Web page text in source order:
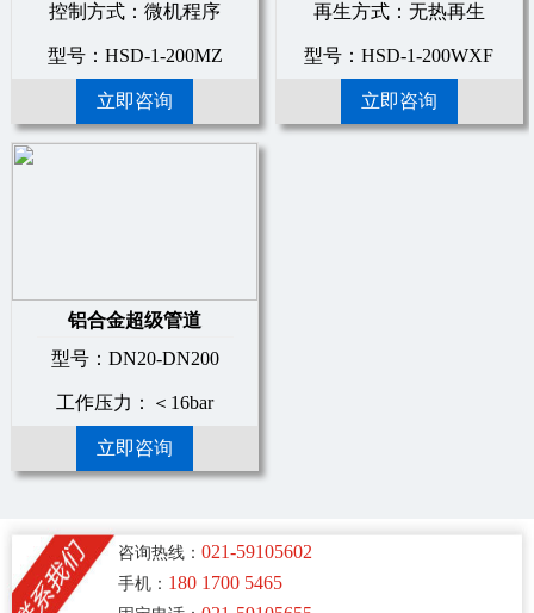
控制方式：微机程序
型号：HSD-1-200MZ
立即咨询
再生方式：无热再生
型号：HSD-1-200WXF
立即咨询
铝合金超级管道
型号：DN20-DN200
工作压力：＜16bar
立即咨询
咨询热线： 021-59105602
手机： 180 1700 5465